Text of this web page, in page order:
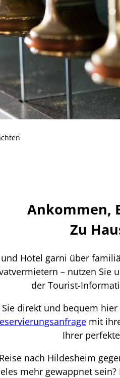
Ankommen,
Zu
Hotel garni über
– nutzen Sie
der Tourist-
direkt und bequem
mit
Ihrer
nach Hildesheim
mehr gewappnet